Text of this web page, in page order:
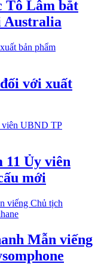
Tô Lâm bắt
Australia
với xuất
11 Ủy viên
mới
Mẫn viếng